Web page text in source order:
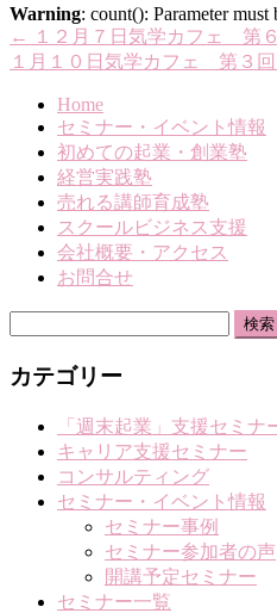
Warning: count(): Parameter
←
１２月７日気学カフェ 第
１月１０日気学カフェ 第３回
Home
セミナー・イベント情報
初めての起業・創業塾
経営実践塾
売れる講師育成塾
スクールビジネス支援
会社概要・アクセス
お問合せ
カテゴリー
「週末起業」支援セミナ
キャリア支援セミナー
コンサルティング
セミナー・イベント情報
セミナー事例
セミナー参加者の声
開講予定セミナー
セミナー一覧